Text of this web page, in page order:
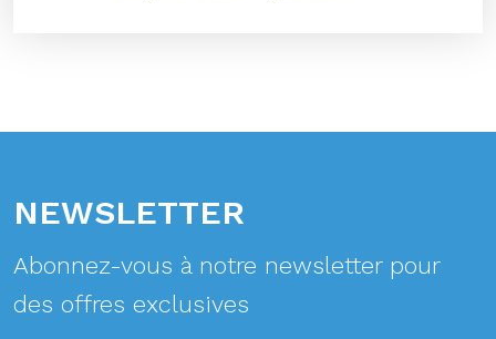
NEWSLETTER
Abonnez-vous à notre newsletter pour
des offres exclusives